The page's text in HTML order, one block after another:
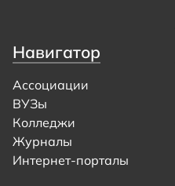
Навигатор
Ассоциации
ВУЗы
Колледжи
Журналы
Интернет-порталы